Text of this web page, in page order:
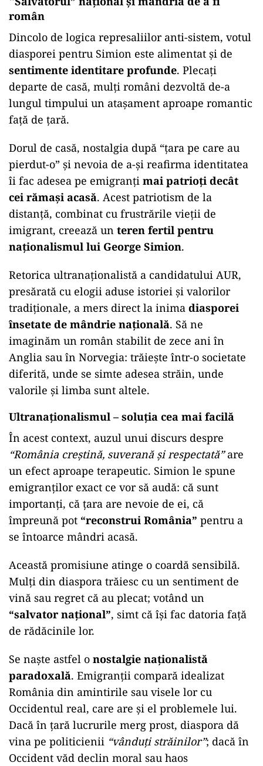
român
Dincolo de logica represaliilor anti-sistem, votul
diasporei pentru Simion este alimentat și de
sentimente identitare profunde. Plecați
departe de casă, mulți români dezvoltă de-a
lungul timpului un atașament aproape romantic
față de țară.
Dorul de casă, nostalgia după “țara pe care au
pierdut-o” și nevoia de a-și reafirma identitatea
îi fac adesea pe emigranți mai patrioți decât
cei rămași acasă. Acest patriotism de la
distanță, combinat cu frustrările vieții de
imigrant, creează un teren fertil pentru
naționalismul lui George Simion.
Retorica ultranaționalistă a candidatului AUR,
presărată cu elogii aduse istoriei și valorilor
tradiționale, a mers direct la inima diasporei
însetate de mândrie națională. Să ne
imaginăm un român stabilit de zece ani în
Anglia sau în Norvegia: trăiește într-o societate
diferită, unde se simte adesea străin, unde
valorile și limba sunt altele.
Ultranaționalismul – soluția cea mai facilă
În acest context, auzul unui discurs despre
“România creștină, suverană și respectată”are
un efect aproape terapeutic. Simion le spune
emigranților exact ce vor să audă: că sunt
importanți, că țara are nevoie de ei, că
împreună pot “reconstrui România” pentru a
se întoarce mândri acasă.
Această promisiune atinge o coardă sensibilă.
Mulți din diaspora trăiesc cu un sentiment de
vină sau regret că au plecat; votând un
“salvator național”, simt că își fac datoria față
de rădăcinile lor.
Se naște astfel o nostalgie naționalistă
paradoxală. Emigranții compară idealizat
România din amintirile sau visele lor cu
Occidentul real, care are și el problemele lui.
Dacă în țară lucrurile merg prost, diaspora dă
vina pe politicienii “vânduți străinilor”; dacă în
Occident văd declin moral sau haos